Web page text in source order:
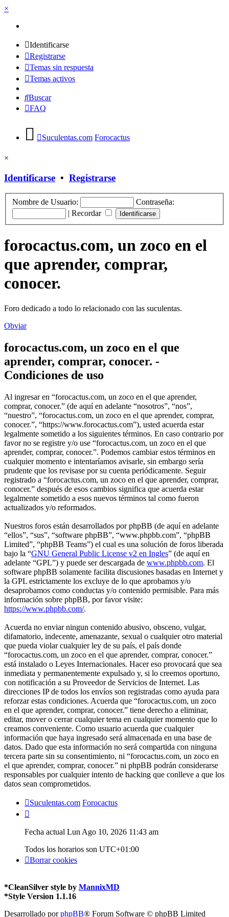
×
Identificarse
Registrarse
Temas sin respuesta
Temas activos
Buscar
FAQ
Suculentas.com Forocactus
×
Identificarse • Registrarse
Nombre de Usuario:
Contraseña:
| Recordar
forocactus.com, un zoco en el
que aprender, comprar,
conocer.
Foro dedicado a todo lo relacionado con las suculentas.
Obviar
forocactus.com, un zoco en el que
aprender, comprar, conocer. -
Condiciones de uso
Al ingresar en “forocactus.com, un zoco en el que aprender,
comprar, conocer.” (de aquí en adelante “nosotros”, “nos”,
“nuestro”, “forocactus.com, un zoco en el que aprender, comprar,
conocer.”, “https://www.forocactus.com”), usted acuerda estar
legalmente sometido a los siguientes términos. En caso contrario por
favor no se registre y/o use “forocactus.com, un zoco en el que
aprender, comprar, conocer.”. Podemos cambiar estos términos en
cualquier momento e intentaríamos avisarle, sin embargo sería
prudente que los revisase por su cuenta periódicamente. Seguir
registrado a “forocactus.com, un zoco en el que aprender, comprar,
conocer.” después de esos cambios significa que acuerda estar
legalmente sometido a esos nuevos términos tal como fueron
actualizados y/o reformados.
Nuestros foros están desarrollados por phpBB (de aquí en adelante
“ellos”, “sus”, “software phpBB”, “www.phpbb.com”, “phpBB
Limited”, “phpBB Teams”) el cual es una solución de foros liberada
bajo la “GNU General Public License v2 en Ingles” (de aquí en
adelante “GPL”) y puede ser descargada de www.phpbb.com. El
software phpBB solamente facilita discusiones basadas en Internet y
la GPL estrictamente los excluye de lo que aprobamos y/o
desaprobamos como conductas y/o contenido permisible. Para más
información sobre phpBB, por favor visite:
https://www.phpbb.com/.
Acuerda no enviar ningun contenido abusivo, obsceno, vulgar,
difamatorio, indecente, amenazante, sexual o cualquier otro material
que pueda violar cualquier ley de su país, el país donde
“forocactus.com, un zoco en el que aprender, comprar, conocer.”
está instalado o Leyes Internacionales. Hacer eso provocará que sea
inmediata y permanentemente expulsado y, si lo creemos oportuno,
con notificación a su Proveedor de Servicios de Internet. Las
direcciones IP de todos los envíos son registradas como ayuda para
reforzar estas condiciones. Acuerda que “forocactus.com, un zoco
en el que aprender, comprar, conocer.” tiene derecho a eliminar,
editar, mover o cerrar cualquier tema en cualquier momento que lo
creamos conveniente. Como usuario acuerda que cualquier
información que haya ingresado será almacenada en una base de
datos. Dado que esta información no será compartida con ninguna
tercera parte sin su consentimiento, ni “forocactus.com, un zoco en
el que aprender, comprar, conocer.” ni phpBB podrán considerarse
responsables por cualquier intento de hacking que conlleve a que los
datos sean comprometidos.
Suculentas.com Forocactus
Fecha actual Lun Ago 10, 2026 11:43 am
Todos los horarios son UTC+01:00
Borrar cookies
*CleanSilver style by MannixMD
*Style Version 1.1.16
Desarrollado porphpBB® Forum Software © phpBB Limited